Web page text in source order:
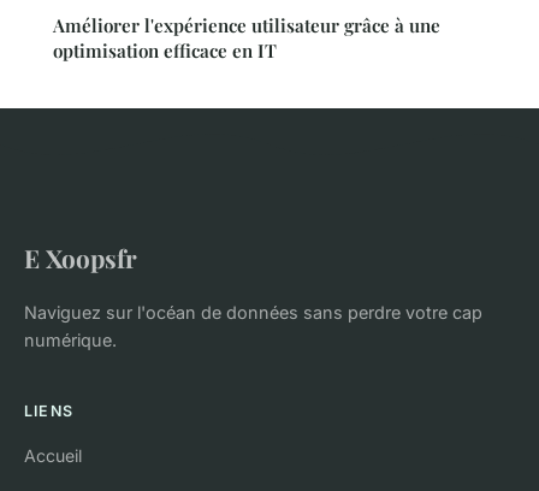
Améliorer l'expérience utilisateur grâce à une
optimisation efficace en IT
E Xoopsfr
Naviguez sur l'océan de données sans perdre votre cap
numérique.
LIENS
Accueil